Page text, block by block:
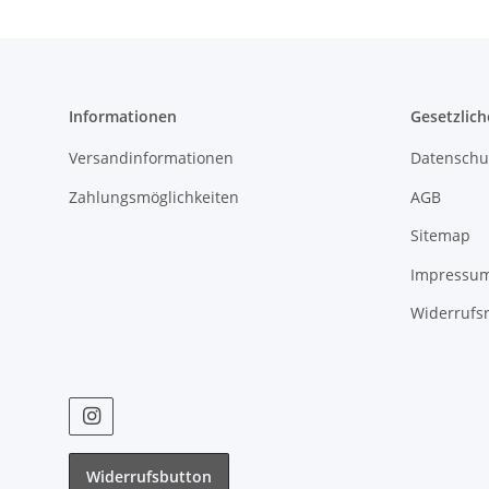
Informationen
Versandinformationen
Zahlungsmöglichkeiten
AGB
Sitemap
Widerrufsbutton